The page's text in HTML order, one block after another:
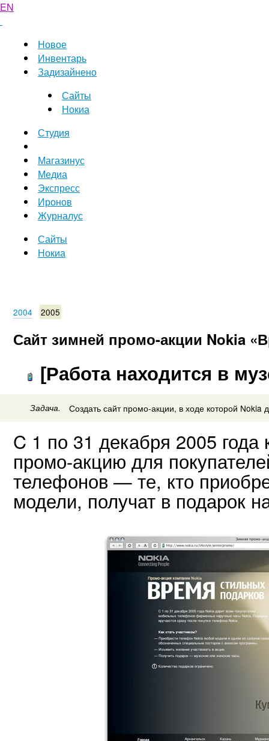
EN
Новое
Инвентарь
Задизайнено
Сайты
Нокиа
Студия
Магазинус
Медиа
Экспресс
Иронов
Журналус
Сайты
Нокиа
2004 2005
Сайт зимней промо-акции Nokia
[Работа находится в
Задача. Создать сайт промо-акции, в ходе которой Nokia
C 1 по 31 декабря 2005
промо-акцию для
телефонов — те, кто
модели, получат в подарок